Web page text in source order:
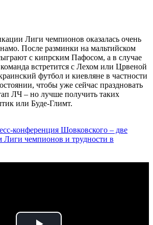
Лиги чемпионов оказалась очень
После разминки на мальтийском
с кипрским Пафосом, а в случае
встретится с Лехом или Црвеной
футбол и киевляне в частности
чтобы уже сейчас праздновать
ЛЧ – но лучше получить таких
или Буде-Глимт.
конференция Шовковского – две
Лиги чемпионов и трудности в